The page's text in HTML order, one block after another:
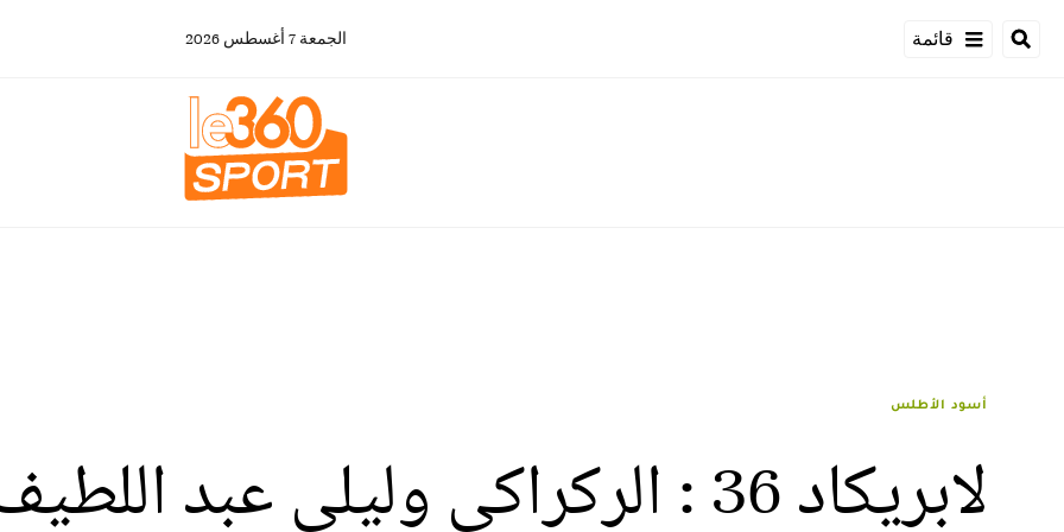
قائمة الجمعة 7 أغسطس 2026
أسود الأطلس
لابريكاد 36 : الركراكي وليلى عبد